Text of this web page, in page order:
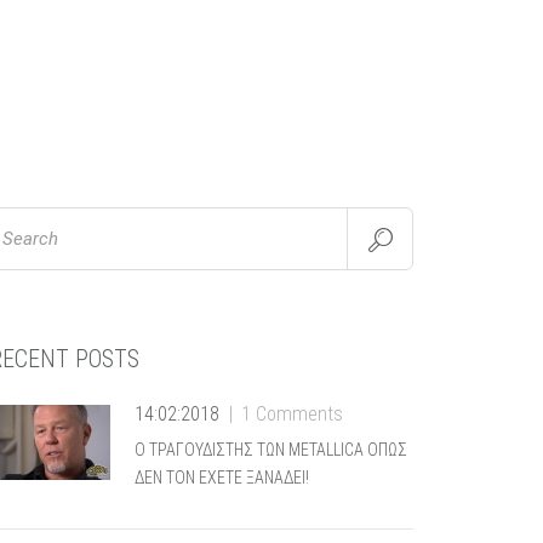
POSTS
14:02:2018 1 Comments
Ο ΤΡΑΓΟΥΔΙΣΤΗΣ ΤΩΝ METALLICA ΟΠΩΣ
ΔΕΝ ΤΟΝ ΕΧΕΤΕ ΞΑΝΑΔΕΙ!